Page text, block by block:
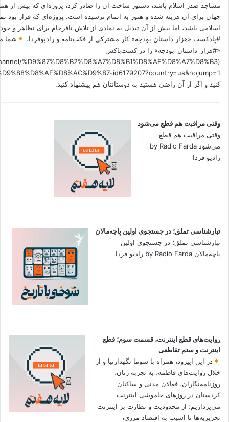
مساجد صدر اسلام باشد، دستور ساخت آن را صادر کرد، پروژه‌ای که بیش از
جهان برای آن هزینه شده و هنوز به اتمام نرسیده است. پروژه‌ای که قرار بود
اسلامی باشد، اما بیش از آن تبدیل به نمادی از تلاش نافرجام برای تظاهر و
#پادکست «هزار داستان بودجه» کار مشترکی از فکت‌نامه و رادیوفردا.
شما
«#هزار_داستان_بودجه» را در کست‌باکس
%D9%87%D8%B2%D8%A7%D8%B1%D8%AF%D8%A7%D8%B3
کنید و اگر از آن راضی هستید به دوستانتان هم پیشنهاد کنید.
وقتی مراقبت هم قطع می‌شود
وقتی مراقبت هم قطع
می‌شود by Radio Farda
رادیو فردا
تبارشناسی تملق؛ در جستجوی اولین‌ پاچه‌مالان
تبارشناسی تملق؛ در جستجوی اولین‌
پاچه‌مالان by Radio Farda رادیو فردا
روایت‌های قطع اینترنت، قسمت سوم؛ قطع
اینترنت و ستم تقاطعی
در این اپیزود، همراه با سوما نگهدارنیا و از
خلال روایت‌های فاطمه، به تجربه زنان،
روزنامه‌نگاران، فعالان مدنی و ساکنان
کردستان در روزهای خاموشی اینترنت
می‌پردازیم؛ از محدودیت و نظارت بر اینترنت
تحریریه‌ها تا آسیب به اقتصاد مرزی،